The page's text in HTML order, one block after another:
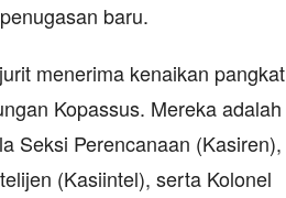
baru.
menerima kenaikan pangkat
Kopassus. Mereka adalah
Seksi Perencanaan (Kasiren),
(Kasiintel), serta Kolonel